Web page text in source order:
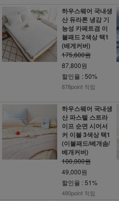
하우스웨어 국내생
산 듀라론 냉감 기
능성 카페트겸 이
불패드 2색상 택1
(배게커버)
175,600원
87,800원
할인율 : 50%
878point 적립
하우스웨어 국내생
산 파스텔 스트라
이프 순면 시어서
커 이불 3색상 택1
(이불패드/베개솜/
베개커버)
100,000원
49,000원
할인율 : 51%
490point 적립